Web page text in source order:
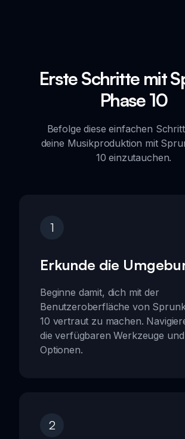
Erste Schritte mit
Phase 10
Befolge diese einfachen
deine Musikproduktion mit
10 einzutauchen.
1
Erkunde die
Beginne damit, dich mit der
Benutzeroberfläche von
10 vertraut zu machen.
die verfügbaren Werkzeuge und
Optionen.
2